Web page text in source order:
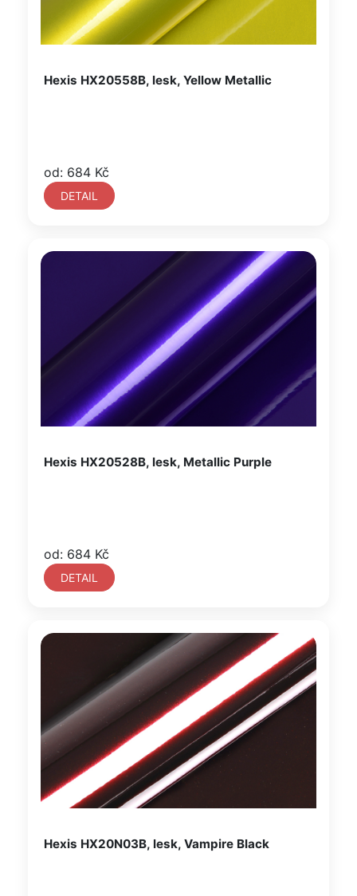
Hexis HX20558B, lesk, Yellow Metallic
od: 684 Kč
DETAIL
Hexis HX20528B, lesk, Metallic Purple
od: 684 Kč
DETAIL
Hexis HX20N03B, lesk, Vampire Black